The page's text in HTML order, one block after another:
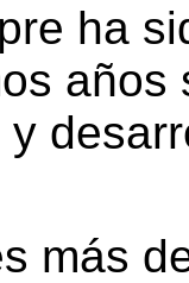
ha
más